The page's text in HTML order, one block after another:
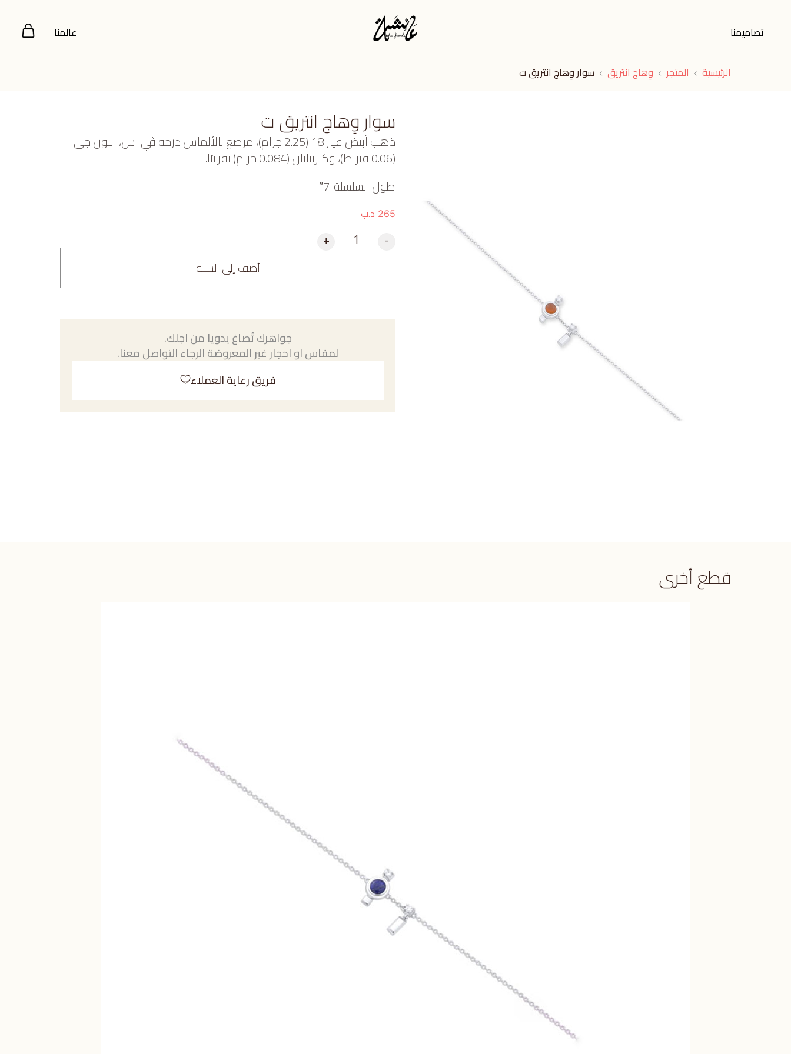
تصاميمنا عالمنا
الرئيسية المتجر وِهاج انتريق سوار وِهاج انتريق ت
سوار وِهاج انتريق ت
ذهب أبيض عيار 18 (2.25 جرام)، مرصع بالألماس درجة ڤي اس، اللون جي
(0.06 قيراط)، وكارنيليان (0.084 جرام) تقريبًا.
طول السلسلة: 7″
265 د.ب
-
+
أضف إلى السلة
جواهرك تُصاغ يدويا من اجلك.
لمقاس او احجار غير المعروضة الرجاء التواصل معنا.
فريق رعاية العملاء
قطع أخرى